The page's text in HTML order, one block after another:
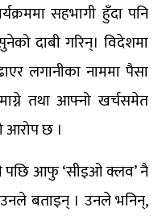
सहभागी हुँदा पनि
दाबी गरिन्। विदेशमा
लगानीका नाममा पैसा
तथा आफ्नो खर्चसमेत
आरोप छ ।
पछि आफु ‘सीइओ क्लव’ नै
बताइन् । उनले भनिन्,